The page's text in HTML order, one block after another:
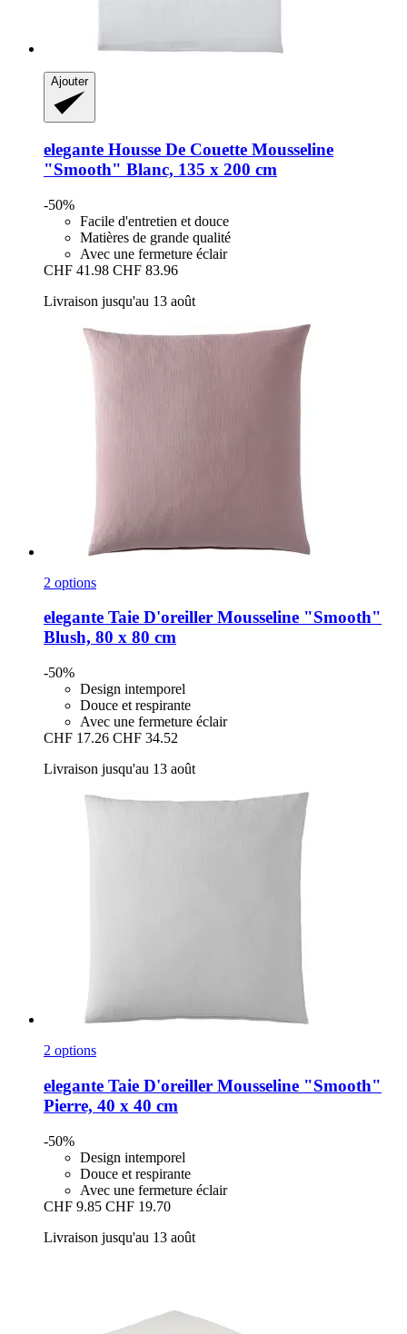
Ajouter
elegante Housse De Couette Mousseline
"Smooth" Blanc, 135 x 200 cm
-50%
Facile d'entretien et douce
Matières de grande qualité
Avec une fermeture éclair
CHF 41.98 CHF 83.96
Livraison jusqu'au 13 août
2 options
elegante Taie D'oreiller Mousseline "Smooth"
Blush, 80 x 80 cm
-50%
Design intemporel
Douce et respirante
Avec une fermeture éclair
CHF 17.26 CHF 34.52
Livraison jusqu'au 13 août
2 options
elegante Taie D'oreiller Mousseline "Smooth"
Pierre, 40 x 40 cm
-50%
Design intemporel
Douce et respirante
Avec une fermeture éclair
CHF 9.85 CHF 19.70
Livraison jusqu'au 13 août